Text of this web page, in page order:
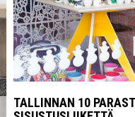
TALLINNAN 10